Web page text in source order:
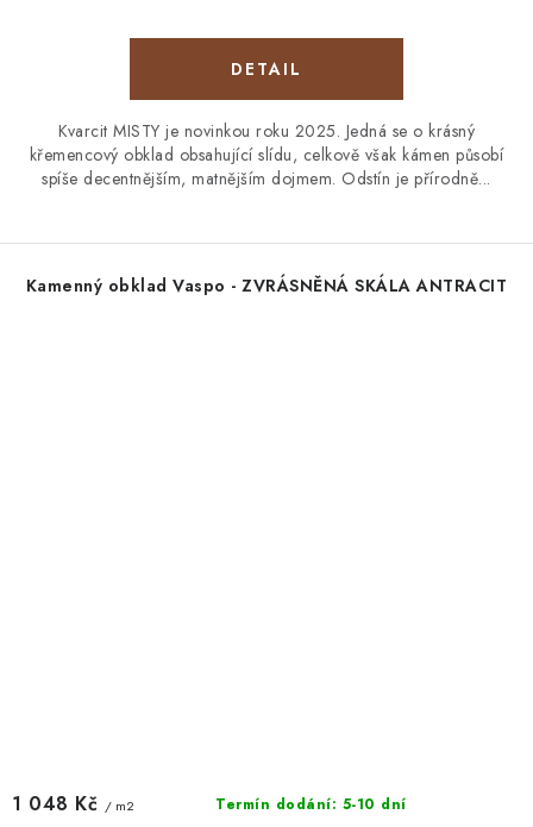
Kvarcit MISTY je novinkou roku 2025. Jedná se o krásný
křemencový obklad obsahující slídu, celkově však kámen působí
spíše decentnějším, matnějším dojmem. Odstín je přírodně...
Kamenný obklad Vaspo - ZVRÁSNĚNÁ SKÁLA ANTRACIT
Termín dodání: 5-10 dní
1 048 Kč / m2